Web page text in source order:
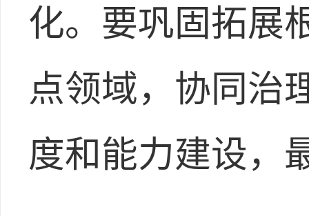
化。要巩固拓展
点领域，协同治
度和能力建设，